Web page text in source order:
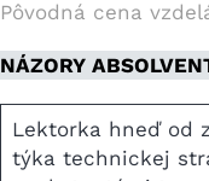
Pôvodná cena
NÁZORY
Lektorka hneď od
týka technickej